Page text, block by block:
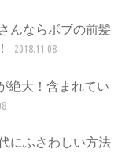
んならボブの前髪
2018.11.08
絶大！含まれてい
にふさわしい方法